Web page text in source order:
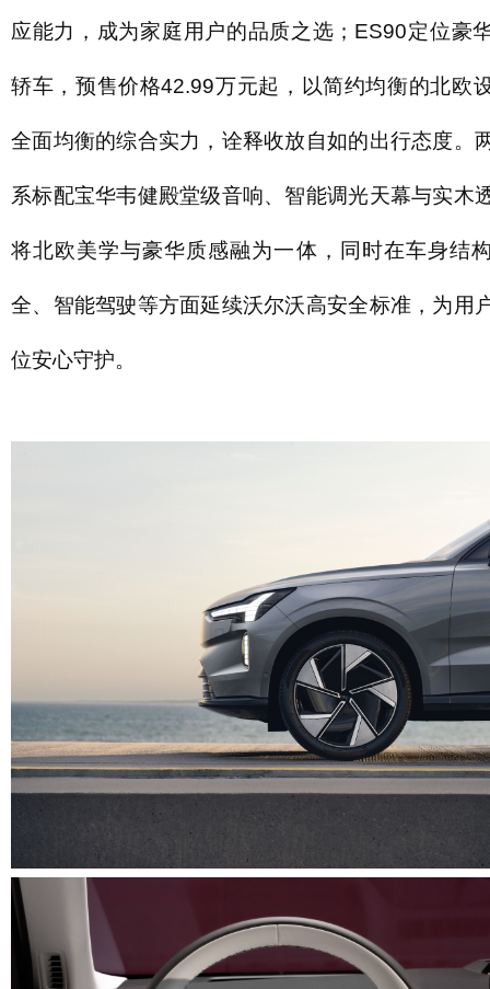
应能力，成为家庭用户的品质之选；ES90定位豪
轿车，预售价格42.99万元起，以简约均衡的北欧
全面均衡的综合实力，诠释收放自如的出行态度。
系标配宝华韦健殿堂级音响、智能调光天幕与实木
将北欧美学与豪华质感融为一体，同时在车身结
全、智能驾驶等方面延续沃尔沃高安全标准，为用
位安心守护。